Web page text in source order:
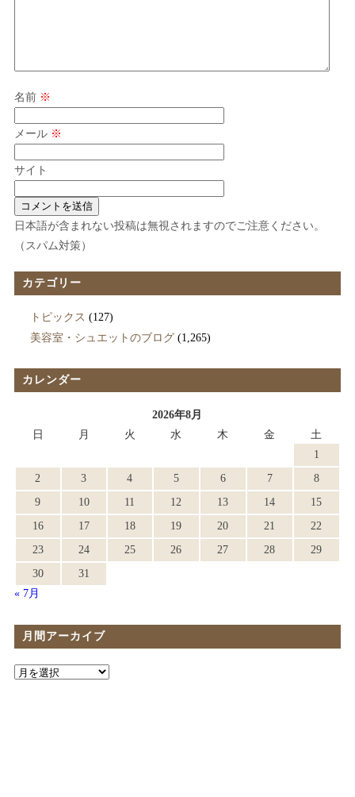
名前 ※
メール ※
サイト
日本語が含まれない投稿は無視されますのでご注意ください。
（スパム対策）
カテゴリー
トピックス (127)
美容室・シュエットのブログ(1,265)
カレンダー
2026年8月
日
月 火 水 木 金
土
1
2
3 4 5 6 7
8
9
10 11 12 13 14
15
16
17 18 19 20 21
22
23
24 25 26 27 28
29
30
31
« 7月
月間アーカイブ